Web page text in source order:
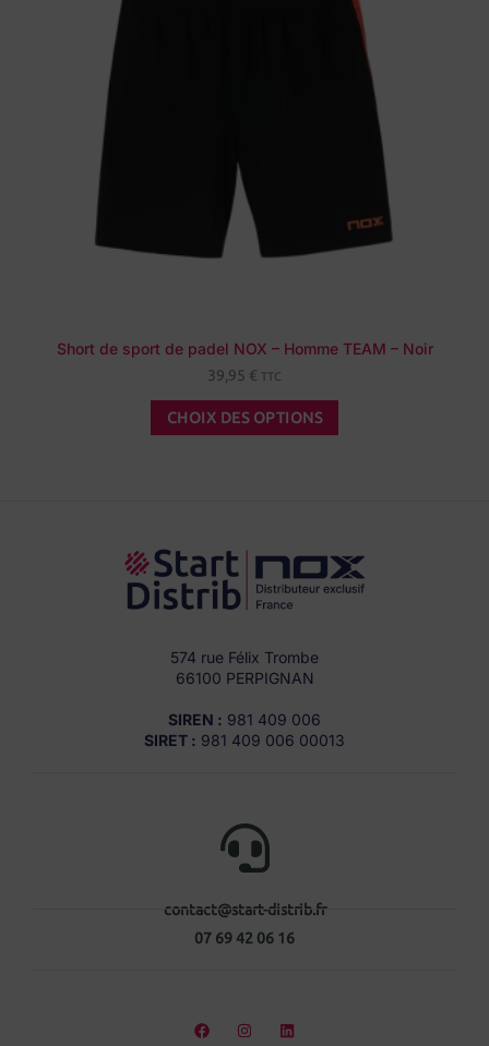
Short de sport de padel NOX – Homme TEAM – Noir
39,95 € TTC
CHOIX DES OPTIONS
574 rue Félix Trombe
66100 PERPIGNAN
SIREN : 981 409 006
SIRET : 981 409 006 00013
contact@start-distrib.fr
07 69 42 06 16